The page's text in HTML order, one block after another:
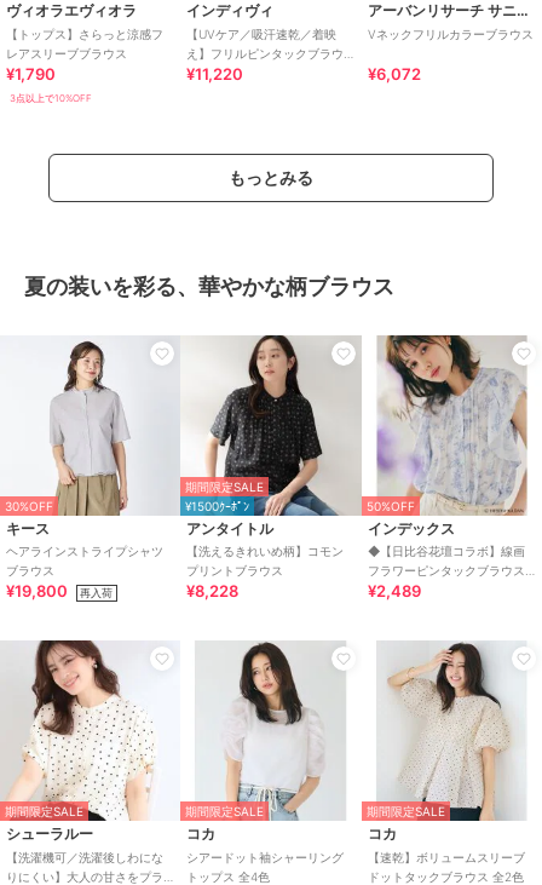
ヴィオラエヴィオラ
【トップス】さらっと涼感フ
レアスリーブブラウス
¥1,790
3点以上で10%OFF
インディヴィ
【UVケア／吸汗速乾／着映
え】フリルピンタックブラウ
ス
¥11,220
アーバンリサーチ サニーレーベル
Vネックフリルカラーブラウス
¥6,072
もっとみる
夏の装いを彩る、華やかな柄ブラウス
30%OFF
キース
ヘアラインストライプシャツ
ブラウス
¥19,800 再入荷
期間限定SALE
¥1500ｸｰﾎﾟﾝ
アンタイトル
【洗えるきれいめ柄】コモン
プリントブラウス
¥8,228
50%OFF
インデックス
◆【日比谷花壇コラボ】線画
フラワーピンタックブラウス
【防シワ／洗濯機OK】
¥2,489
期間限定SALE
シューラルー
【洗濯機可／洗濯後しわにな
りにくい】大人の甘さをプラ
期間限定SALE
コカ
シアードット袖シャーリング
トップス 全4色
期間限定SALE
コカ
【速乾】ボリュームスリーブ
ドットタックブラウス 全2色